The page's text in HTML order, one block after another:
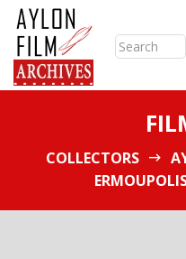
COLLECTORS